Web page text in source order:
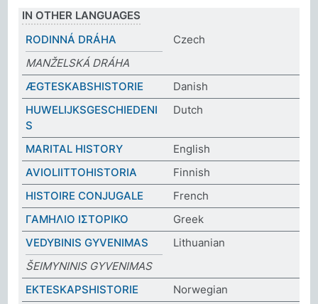
IN OTHER LANGUAGES
RODINNÁ DRÁHA
Czech
MANŽELSKÁ DRÁHA
ÆGTESKABSHISTORIE
Danish
HUWELIJKSGESCHIEDENI
S
Dutch
MARITAL HISTORY
English
AVIOLIITTOHISTORIA
Finnish
HISTOIRE CONJUGALE
French
ΓΑΜΗΛΙΟ ΙΣΤΟΡΙΚΟ
Greek
VEDYBINIS GYVENIMAS
Lithuanian
ŠEIMYNINIS GYVENIMAS
EKTESKAPSHISTORIE
Norwegian